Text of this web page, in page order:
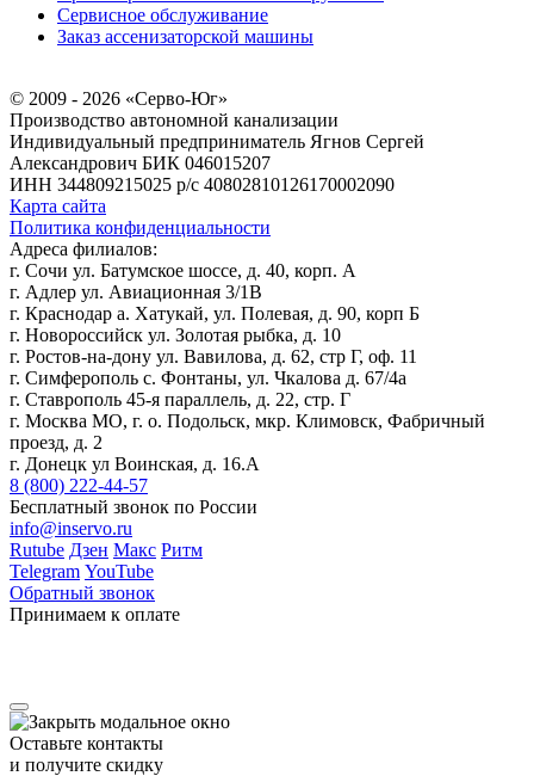
Сервисное обслуживание
Заказ ассенизаторской машины
© 2009 - 2026 «Серво-Юг»
Производство автономной канализации
Индивидуальный предприниматель Ягнов Сергей
Александрович БИК 046015207
ИНН 344809215025 р/с 40802810126170002090
Карта сайта
Политика конфиденциальности
Адреса филиалов:
г. Сочи ул. Батумское шоссе, д. 40, корп. А
г. Адлер ул. Авиационная 3/1В
г. Краснодар а. Хатукай, ул. Полевая, д. 90, корп Б
г. Новороссийск ул. Золотая рыбка, д. 10
г. Ростов-на-дону ул. Вавилова, д. 62, стр Г, оф. 11
г. Симферополь с. Фонтаны, ул. Чкалова д. 67/4а
г. Ставрополь 45-я параллель, д. 22, стр. Г
г. Москва МО, г. о. Подольск, мкр. Климовск, Фабричный
проезд, д. 2
г. Донецк ул Воинская, д. 16.А
8 (800) 222-44-57
Бесплатный звонок по России
info@inservo.ru
Rutube Дзен Макс Ритм
Telegram YouTube
Обратный звонок
Принимаем к оплате
Оставьте контакты
и получите скидку